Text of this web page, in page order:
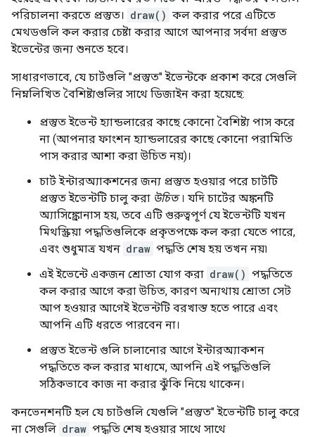
পরিচালনা করতে প্রস্তুত। draw() কল করার পরে এটিতে
মেথডগুলি কল করার চেষ্টা করার আগে আপনার সর্বদা প্রস্তুত
ইভেন্টের জন্য শুনতে হবে।
সাধারণভাবে, যে চার্টগুলি "প্রস্তুত" ইভেন্টকে প্রকাশ করে সেগুলি
নিম্নলিখিত বৈশিষ্ট্যগুলির সাথে ডিজাইন করা হয়েছে:
প্রস্তুত ইভেন্ট হ্যান্ডলারের কাছে কোনো বৈশিষ্ট্য পাস করে
না (আপনার ফাংশন হ্যান্ডলারের কাছে কোনো পরামিতি
পাস করার আশা করা উচিত নয়)।
চার্ট ইন্টারঅ্যাকশনের জন্য প্রস্তুত হওয়ার পরে চার্টটি
প্রস্তুত ইভেন্টটি চালু করা উচিত। যদি চার্টের অঙ্কনটি
অ্যাসিঙ্ক্রোনাস হয়, তবে এটি গুরুত্বপূর্ণ যে ইভেন্টটি যখন
মিথস্ক্রিয়া পদ্ধতিগুলিকে প্রকৃতপক্ষে কল করা যেতে পারে,
এবং শুধুমাত্র যখন draw পদ্ধতি শেষ হয় তখন নয়৷
এই ইভেন্টে একজন শ্রোতা যোগ করা draw() পদ্ধতিতে
কল করার আগে করা উচিত, কারণ অন্যথায় শ্রোতা সেট
আপ হওয়ার আগেই ইভেন্টটি বরখাস্ত হতে পারে এবং
আপনি এটি ধরতে পারবেন না।
প্রস্তুত ইভেন্ট গুলি চালানোর আগে ইন্টারঅ্যাকশন
পদ্ধতিতে কল করার মাধ্যমে, আপনি এই পদ্ধতিগুলি
সঠিকভাবে কাজ না করার ঝুঁকি নিয়ে থাকেন।
কনভেনশনটি হল যে চার্টগুলি যেগুলি "প্রস্তুত" ইভেন্টটি চালু করে
না সেগুলি draw পদ্ধতি শেষ হওয়ার সাথে সাথে